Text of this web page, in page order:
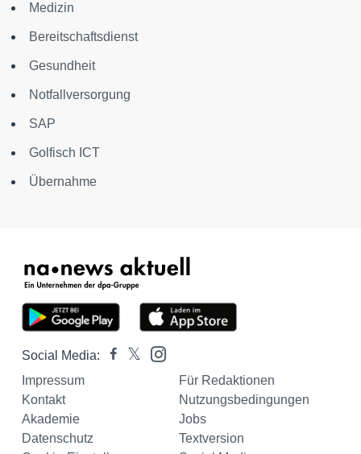
Medizin
Bereitschaftsdienst
Gesundheit
Notfallversorgung
SAP
Golfisch ICT
Übernahme
Social Media:
Impressum
Für Redaktionen
Kontakt
Nutzungsbedingungen
Akademie
Jobs
Datenschutz
Textversion